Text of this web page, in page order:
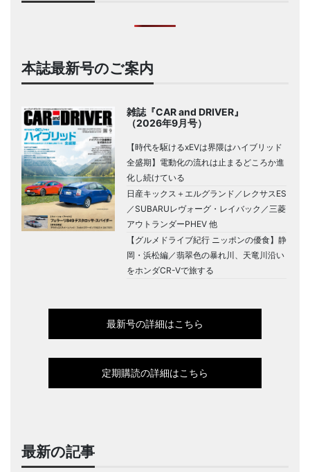
本誌最新号のご案内
雑誌『CAR and DRIVER』
（2026年9月号）
【時代を駆けるxEVは界隈はハイブリッド
全盛期】電動化の流れは止まるどころか進
化し続けている
日産キックス＋エルグランド／レクサスES
／SUBARUレヴォーグ・レイバック／三菱
アウトランダーPHEV 他
【グルメドライブ紀行 ニッポンの優食】静
岡・浜松編／翡翠色の暴れ川、天竜川沿い
をホンダCR-Vで旅する
最新号の詳細はこちら
定期購読の詳細はこちら
最新の記事